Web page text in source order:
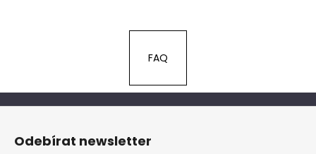
FAQ
Z
Odebírat newsletter